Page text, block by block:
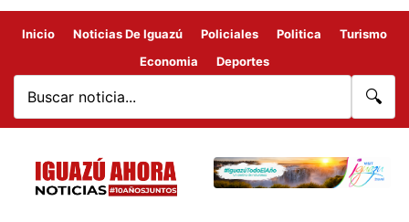
Inicio Noticias De Iguazú Policiales Politica
Turismo
Economia
Deportes
🔍